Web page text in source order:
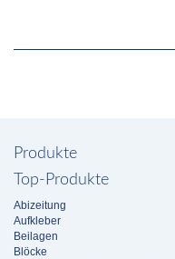
Produkte
Top-Produkte
Abizeitung
Aufkleber
Beilagen
Blöcke